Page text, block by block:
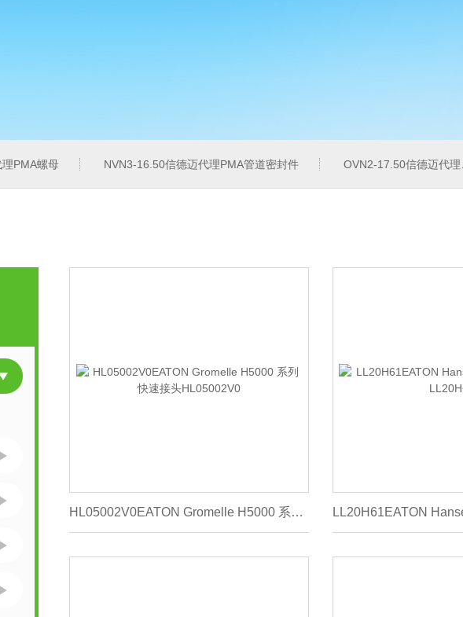
PMA螺母 NVN3-16.50信德迈代理PMA管道密封件 OVN2-17.50信德迈代理PMA导管夹
HL05002V0EATON Gromelle H5000 系列快速接头HL05002V0